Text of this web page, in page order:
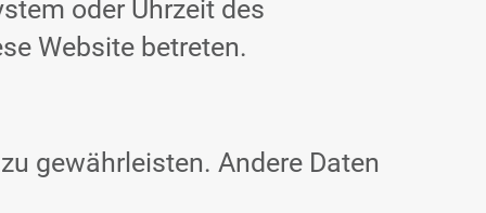
oder Uhrzeit des
Website betreten.
gewährleisten. Andere Daten